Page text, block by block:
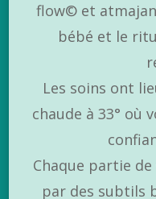
flow© et
bébé et le
Les soins ont
chaude à 33° où
Chaque partie
par des subtils